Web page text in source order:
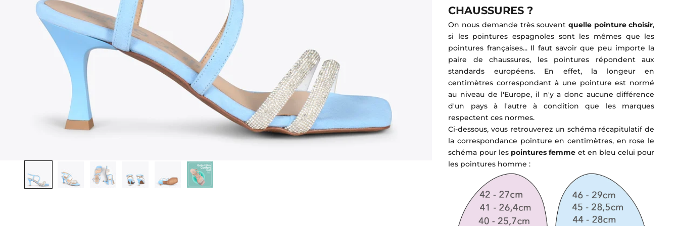
CHAUSSURES ?
On nous demande très souventquelle pointure choisir,
si les pointures espagnoles sont les mêmes que les
pointures françaises... Il faut savoir que peu importe la
paire de chaussures, les pointures répondent aux
standards européens. En effet, la longeur en
centimètres correspondant à une pointure est normé
au niveau de l'Europe, il n'y a donc aucune différence
d'un pays à l'autre à condition que les marques
respectent ces normes.
Ci-dessous, vous retrouverez un schéma récapitulatif de
la correspondance pointure en centimètres, en rose le
schéma pour les pointures femme et en bleu celui pour
les pointures homme :